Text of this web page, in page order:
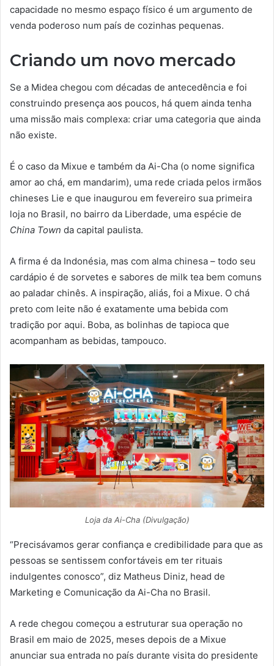
capacidade no mesmo espaço físico é um argumento de
venda poderoso num país de cozinhas pequenas.
Criando um novo mercado
Se a Midea chegou com décadas de antecedência e foi
construindo presença aos poucos, há quem ainda tenha
uma missão mais complexa: criar uma categoria que ainda
não existe.
É o caso da Mixue e também da Ai-Cha (o nome significa
amor ao chá, em mandarim), uma rede criada pelos irmãos
chineses Lie e que inaugurou em fevereiro sua primeira
loja no Brasil, no bairro da Liberdade, uma espécie de
China Town da capital paulista.
A firma é da Indonésia, mas com alma chinesa – todo seu
cardápio é de sorvetes e sabores de milk tea bem comuns
ao paladar chinês. A inspiração, aliás, foi a Mixue. O chá
preto com leite não é exatamente uma bebida com
tradição por aqui. Boba, as bolinhas de tapioca que
acompanham as bebidas, tampouco.
Loja da Ai-Cha (Divulgação)
“Precisávamos gerar confiança e credibilidade para que as
pessoas se sentissem confortáveis em ter rituais
indulgentes conosco”, diz Matheus Diniz, head de
Marketing e Comunicação da Ai-Cha no Brasil.
A rede chegou começou a estruturar sua operação no
Brasil em maio de 2025, meses depois de a Mixue
anunciar sua entrada no país durante visita do presidente